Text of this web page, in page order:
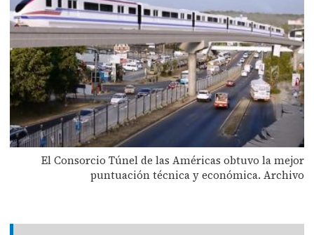
El Consorcio Túnel de las Américas obtuvo la mejor
puntuación técnica y económica. Archivo